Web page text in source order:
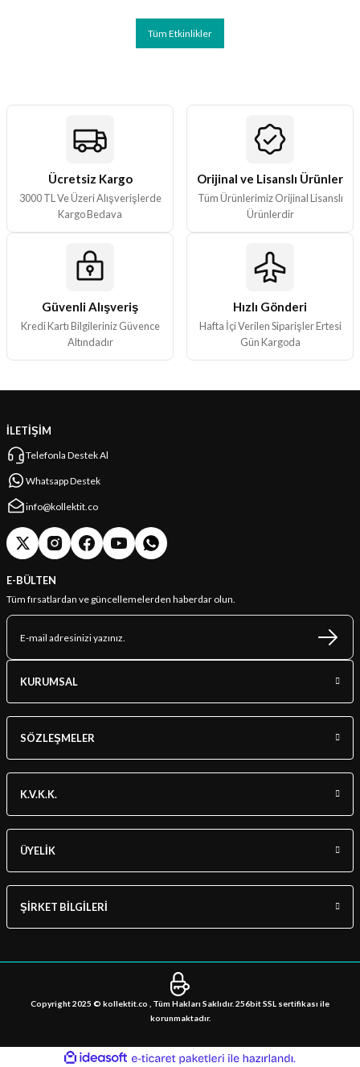
Tüm Etkinlikler
Ücretsiz Kargo
3000 TL Ve Üzeri Alışverişlerde
Kargo Bedava
Orijinal ve Lisanslı Ürünler
Tüm Ürünlerimiz Orijinal Lisanslı
Ürünlerdir
Güvenli Alışveriş
Kredi Kartı Bilgileriniz Güvence
Altındadır
Hızlı Gönderi
Hafta İçi Verilen Siparişler Ertesi
Gün Kargoda
İLETİŞİM
Telefonla Destek Al
Whatsapp Destek
info@kollektit.co
E-BÜLTEN
Tüm fırsatlardan ve güncellemelerden haberdar olun.
KURUMSAL
SÖZLEŞMELER
K.V.K.K.
ÜYELİK
ŞİRKET BİLGİLERİ
Copyright 2025 © kollektit.co , Tüm Hakları Saklıdır. 256bit SSL sertifikası ile
korunmaktadır.
ideasoft
e-